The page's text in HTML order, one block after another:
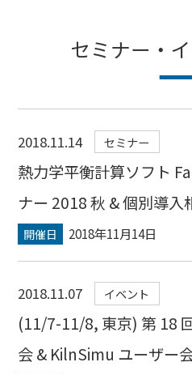
セミナー・
2018.11.14 セミナー
熱力学平衡計算ソフト
ナー 2018 秋 & 個別導入
開催日 2018年11月14日
2018.11.07 イベント
(11/7-11/8, 東京) 第 18
会 & KilnSimu ユーザー